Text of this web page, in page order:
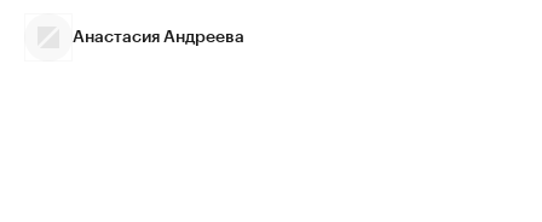
Анастасия Андреева